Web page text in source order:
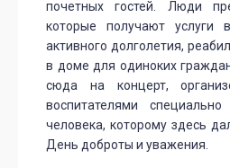
почетных гостей. Люди
которые получают услуги
активного долголетия,
в доме для одиноких
сюда на концерт,
воспитателями
человека, которому здесь
День доброты и уважения.